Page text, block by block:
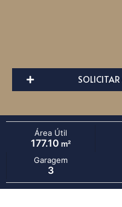
Área Útil
177.10 m²
Garagem
3